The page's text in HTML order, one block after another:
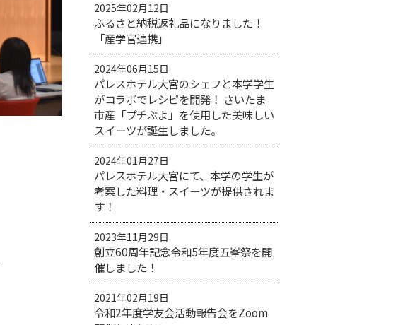
2025年02月12日
ふるさと納税返礼品になりました！
「産学官連携」
2024年06月15日
パレスホテル大宮のシェフと本学学生
がコラボでレシピを開発！ さいたま
市産「プチぷよ」を使用した美味しい
スイーツが誕生しました。
2024年01月27日
パレスホテル大宮にて、本学の学生が
考案した料理・スイーツが提供されま
す！
2023年11月29日
創立60周年記念令和5年度五峯祭を開
催しました！
2021年02月19日
令和2年度学友会活動報告会をZoom